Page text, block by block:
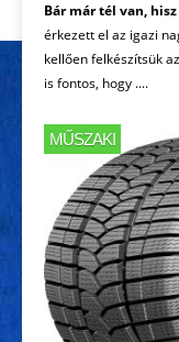
Bár már tél van,
érkezett el az igazi
kellően felkészítsük
is fontos, hogy ....
MŰSZAKI